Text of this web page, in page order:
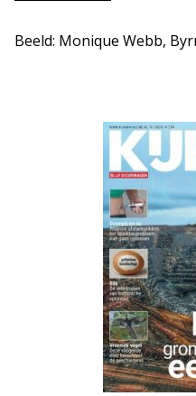
Beeld: Monique Webb,